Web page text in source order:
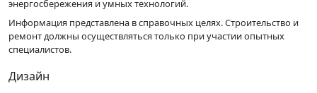
энергосбережения и умных технологий.
Информация представлена в справочных целях. Строительство и
ремонт должны осуществляться только при участии опытных
специалистов.
Дизайн